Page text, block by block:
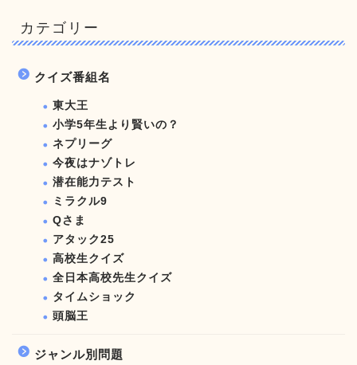
カテゴリー
クイズ番組名
東大王
小学5年生より賢いの？
ネプリーグ
今夜はナゾトレ
潜在能力テスト
ミラクル9
Qさま
アタック25
高校生クイズ
全日本高校先生クイズ
タイムショック
頭脳王
ジャンル別問題